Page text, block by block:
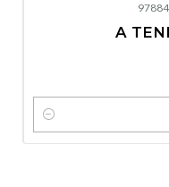
A
Cantidad